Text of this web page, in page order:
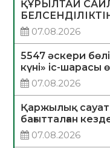
ҚҰРЫЛТАЙ
07.08.2026
5547 әскери
күні» іс-шарасы
07.08.2026
Қаржылық
бағытталған
07.08.2026